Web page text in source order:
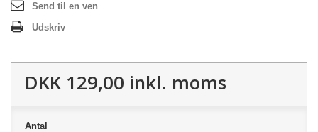
Send til en ven
Udskriv
DKK 129,00 inkl. moms
Antal